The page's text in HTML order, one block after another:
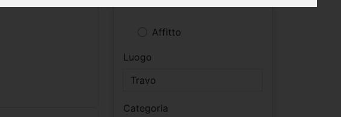
Affitto
Luogo
Categoria